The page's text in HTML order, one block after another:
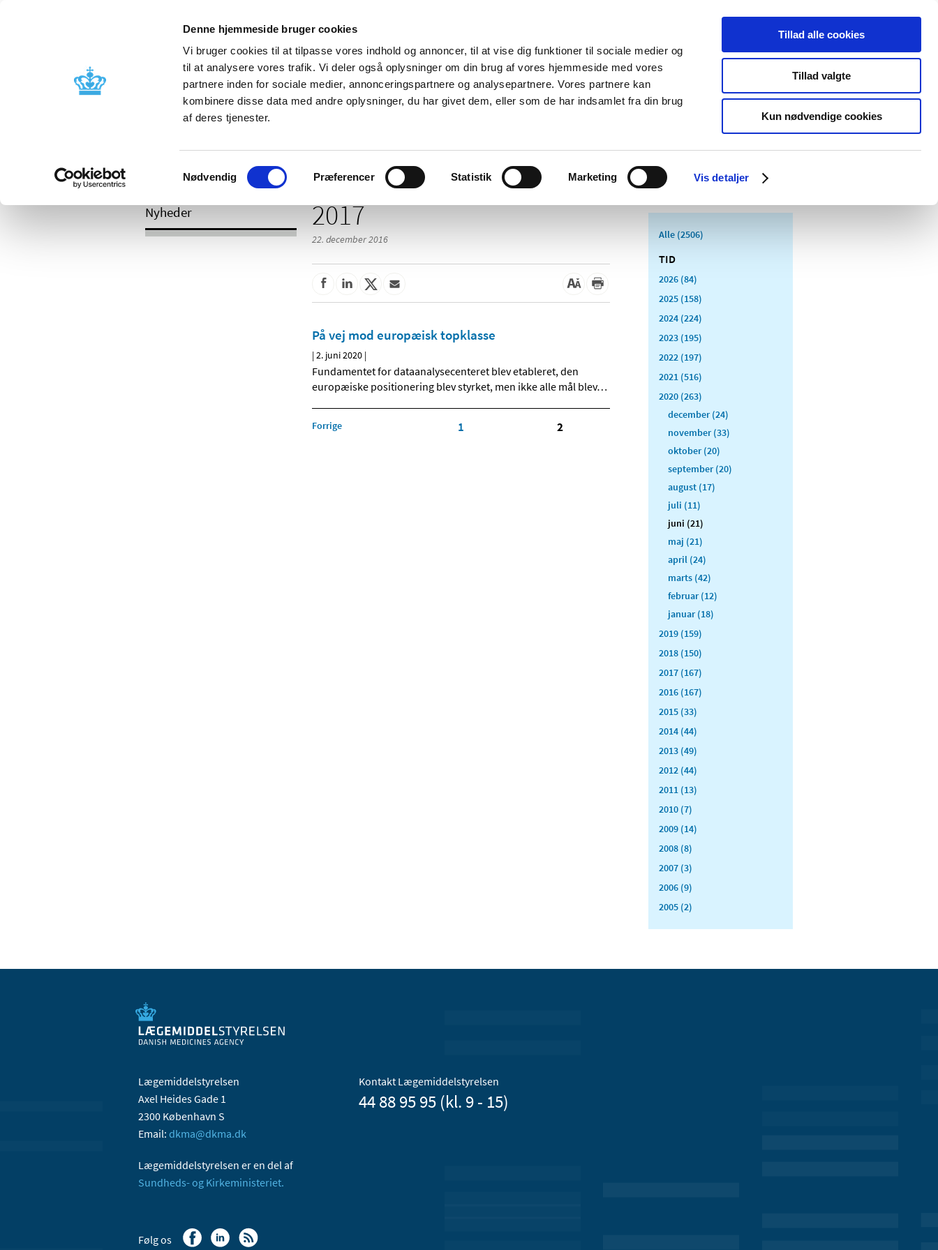
Denne hjemmeside bruger cookies
Vi bruger cookies til at tilpasse vores indhold og annoncer, til at vise dig funktioner til sociale medier og
til at analysere vores trafik. Vi deler også oplysninger om din brug af vores hjemmeside med vores
partnere inden for sociale medier, annonceringspartnere og analysepartnere. Vores partnere kan
kombinere disse data med andre oplysninger, du har givet dem, eller som de har indsamlet fra din brug
af deres tjenester.
Samtykkevalg
Nødvendig Præferencer Statistik Marketing Vis detaljer
Tillad alle cookies
Tillad valgte
Kun nødvendige cookies
Nyheder Om os Kontakt Udgivelser
Godkendelse og
Bivirkninger og
produktinformation
Tilskud og
Apoteker og salg af
Medicinsk
Særlige
produktområder
/ 2017
Nyheder 2017
22. december 2016
På vej mod europæisk topklasse
|2. juni 2020 |
Fundamentet for dataanalysecenteret blev etableret, den
europæiske positionering blev styrket, men ikke alle mål blev…
Forrige 1 2
Alle (2506)
TID
2026 (84)
2025 (158)
2024 (224)
2023 (195)
2022 (197)
2021 (516)
2020 (263)
december (24)
november (33)
oktober (20)
september (20)
august (17)
juli (11)
juni (21)
maj (21)
april (24)
marts (42)
februar (12)
januar (18)
2019 (159)
2018 (150)
2017 (167)
2016 (167)
2015 (33)
2014 (44)
2013 (49)
2012 (44)
2011 (13)
2010 (7)
2009 (14)
2008 (8)
2007 (3)
2006 (9)
2005 (2)
Lægemiddelstyrelsen
Axel Heides Gade 1
2300 København S
Email: dkma@dkma.dk
Lægemiddelstyrelsen er en del af
Sundheds- og Kirkeministeriet.
Kontakt Lægemiddelstyrelsen
44 88 95 95 (kl. 9 - 15)
Følg os